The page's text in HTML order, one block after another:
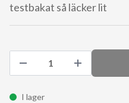
testbakat så läcker lit
I lager